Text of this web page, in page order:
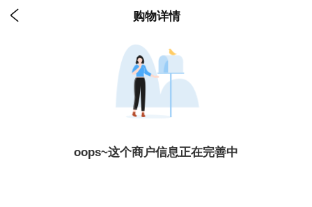
 购物详情
oops~这个商户信息正在完善中